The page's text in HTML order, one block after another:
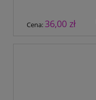
Cena: 36,00 zł